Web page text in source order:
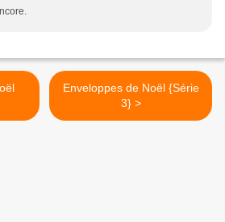
Enveloppes de Noël {Série
3} >